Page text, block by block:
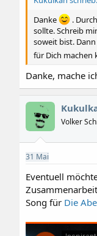
Danke
.
sollte. Schreib
soweit bist.
für Dich machen
Danke, mache
Volker
31 Mai
Eventuell
Song für Die